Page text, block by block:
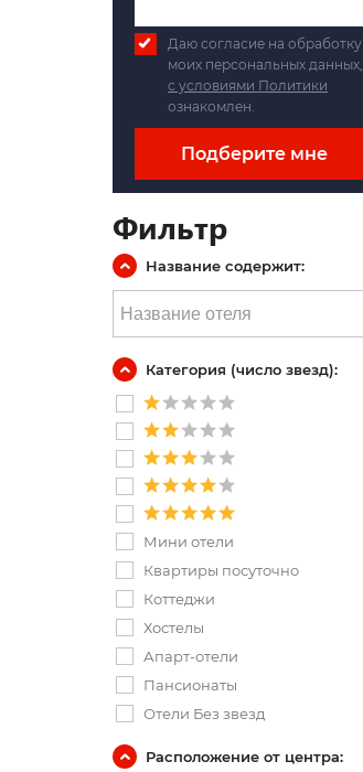
Даю согласие на обработку
моих персональных данных,
с условиями Политики
ознакомлен.
Подберите мне
Фильтр
Название содержит:
Категория (число звезд):
Мини отели
Квартиры посуточно
Коттеджи
Хостелы
Апарт-отели
Пансионаты
Отели Без звезд
Расположение от центра: